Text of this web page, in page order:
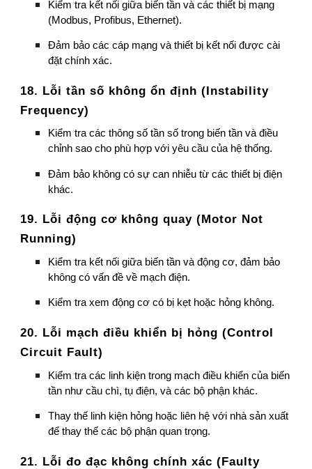
Kiểm tra kết nối giữa biến tần và các thiết bị mạng
(Modbus, Profibus, Ethernet).
Đảm bảo các cáp mạng và thiết bị kết nối được cài
đặt chính xác.
18. Lỗi tần số không ổn định (Instability
Frequency)
Kiểm tra các thông số tần số trong biến tần và điều
chỉnh sao cho phù hợp với yêu cầu của hệ thống.
Đảm bảo không có sự can nhiễu từ các thiết bị điện
khác.
19. Lỗi động cơ không quay (Motor Not
Running)
Kiểm tra kết nối giữa biến tần và động cơ, đảm bảo
không có vấn đề về mạch điện.
Kiểm tra xem động cơ có bị kẹt hoặc hỏng không.
20. Lỗi mạch điều khiển bị hỏng (Control
Circuit Fault)
Kiểm tra các linh kiện trong mạch điều khiển của biến
tần như cầu chì, tụ điện, và các bộ phận khác.
Thay thế linh kiện hỏng hoặc liên hệ với nhà sản xuất
để thay thế các bộ phận quan trọng.
21. Lỗi đo đạc không chính xác (Faulty